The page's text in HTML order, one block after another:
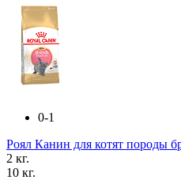
0-1
Роял Канин для котят породы
2 кг.
10 кг.